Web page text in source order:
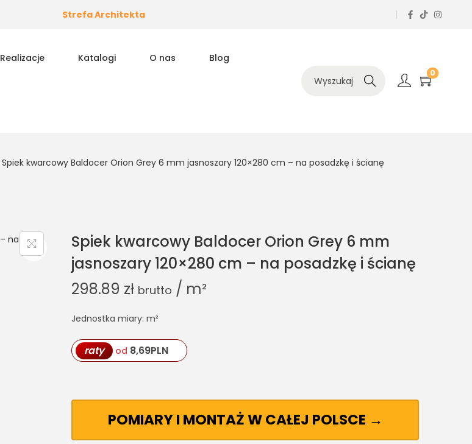
Strefa Architekta
Realizacje Katalogi O nas Blog
Szukaj
0
Spiek kwarcowy Baldocer Orion Grey 6 mm jasnoszary 120×280 cm – na posadzkę i ścianę
Spiek kwarcowy Baldocer Orion Grey 6 mm
jasnoszary 120×280 cm – na posadzkę i ścianę
298.89 zł brutto / m²
Jednostka miary: m²
raty od 8,69PLN
POMIARY I MONTAŻ W CAŁEJ POLSCE →